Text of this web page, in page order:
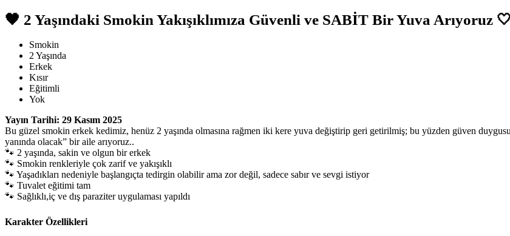
🖤 2 Yaşındaki Smokin Yakışıklımıza Güvenli ve SABİT Bir Yuva Arıyoruz 🤍
Smokin
2 Yaşında
Erkek
Kısır
Eğitimli
Yok
Yayın Tarihi: 29 Kasım 2025
Bu güzel smokin erkek kedimiz, henüz 2 yaşında olmasına rağmen iki kere yuva değiştirip geri getirilmiş; bu yüzden güven
yanında olacak” bir aile arıyoruz..
🐾 2 yaşında, sakin ve olgun bir erkek
🐾 Smokin renkleriyle çok zarif ve yakışıklı
🐾 Yaşadıkları nedeniyle başlangıçta tedirgin olabilir ama zor değil, sadece sabır ve sevgi istiyor
🐾 Tuvalet eğitimi tam
🐾 Sağlıklı,iç ve dış paraziter uygulaması yapıldı
Karakter Özellikleri